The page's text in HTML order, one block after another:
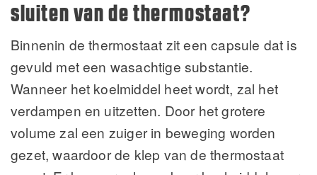
sluiten van de thermostaat?
Binnenin de thermostaat zit een capsule dat is
gevuld met een wasachtige substantie.
Wanneer het koelmiddel heet wordt, zal het
verdampen en uitzetten. Door het grotere
volume zal een zuiger in beweging worden
gezet, waardoor de klep van de thermostaat